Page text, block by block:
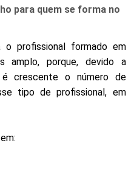
para quem se forma no
o profissional formado em
amplo, porque, devido a
é crescente o número de
tipo de profissional, em